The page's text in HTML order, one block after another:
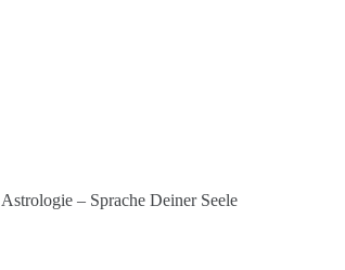
Astrologie – Sprache Deiner Seele